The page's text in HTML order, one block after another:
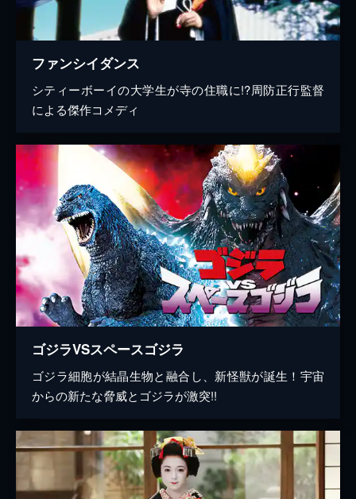
ファンシイダンス
シティーボーイの大学生が寺の住職に!?周防正行監督
による傑作コメディ
ゴジラVSスペースゴジラ
ゴジラ細胞が結晶生物と融合し、新怪獣が誕生！宇宙
からの新たな脅威とゴジラが激突!!